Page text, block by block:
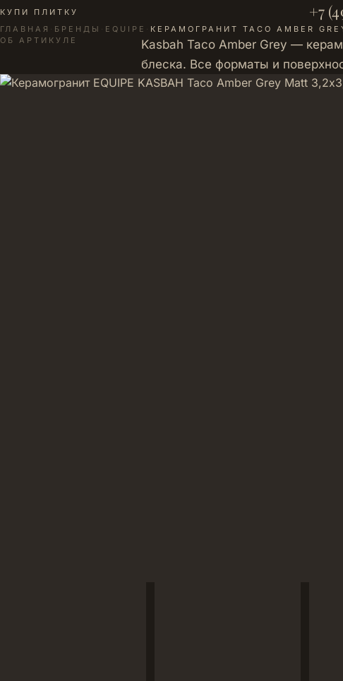
КУПИ ПЛИТКУ +7
ГЛАВНАЯ · БРЕНДЫ · EQUIPE · КЕРАМОГРАНИТ TACO AMBER
ОБ АРТИКУЛЕ
Kasbah Taco Amber Grey —
блеска. Все форматы и